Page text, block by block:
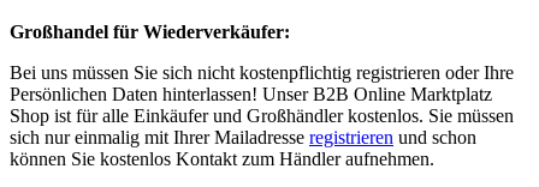
Großhandel für Wiederverkäufer:
Bei uns müssen Sie sich nicht kostenpflichtig registrieren oder Ihre
Persönlichen Daten hinterlassen! Unser B2B Online Marktplatz
Shop ist für alle Einkäufer und Großhändler kostenlos. Sie müssen
sich nur einmalig mit Ihrer Mailadresse registrieren und schon
können Sie kostenlos Kontakt zum Händler aufnehmen.